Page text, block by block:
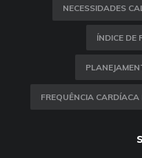
NECESSIDADES
ÍNDICE DE
FREQUÊNCIA